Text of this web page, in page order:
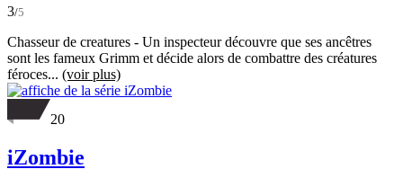
3/5
Chasseur de creatures - Un inspecteur découvre que ses ancêtres
sont les fameux Grimm et décide alors de combattre des créatures
féroces... (voir plus)
20
iZombie